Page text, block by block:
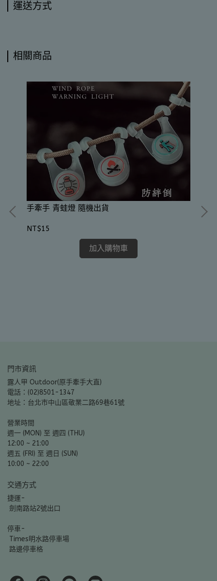
運送方式
相關商品
手牽手 青蛙燈 隨機出貨
NT$15
加入購物車
門市資訊
露人甲 Outdoor(原手牽手大直)
電話：(02)8501-1347
地址：台北市中山區敬業二路69巷61號
營業時間
週一 (MON) 至 週四 (THU)
12:00 ~ 21:00
週五 (FRI) 至 週日 (SUN)
10:00 ~ 22:00
交通方式
捷運-
劍南路站2號出口
停車-
Times明水路停車場
路邊停車格